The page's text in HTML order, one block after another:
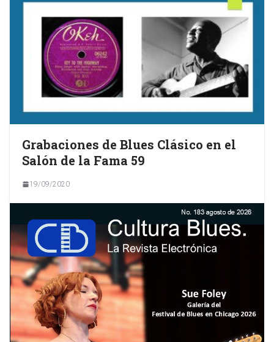
Grabaciones de Blues Clásico en el
Salón de la Fama 59
19/09/2020